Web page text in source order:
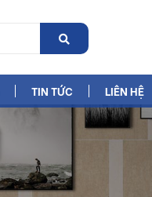
TIN TỨC LIÊN HỆ